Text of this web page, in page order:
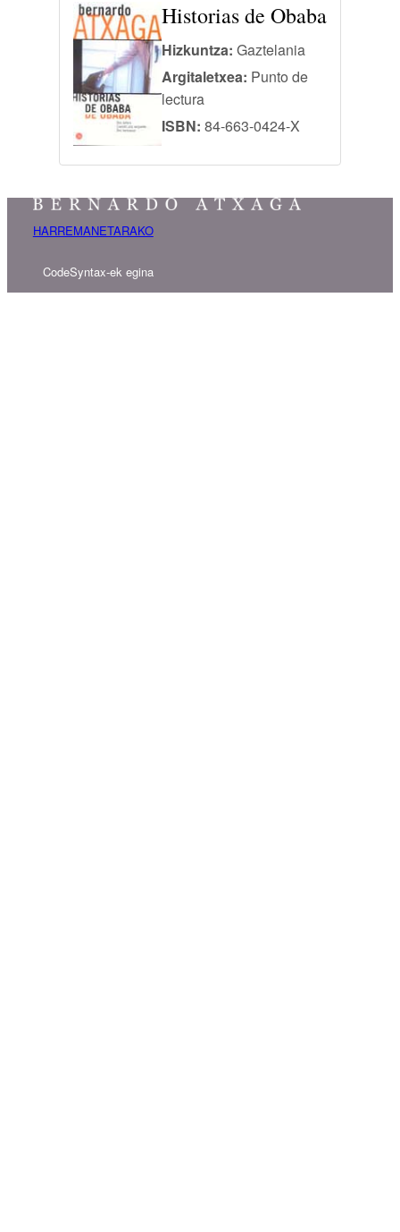
Historias de Obaba
Hizkuntza: Gaztelania
Argitaletxea: Punto de
lectura
ISBN: 84-663-0424-X
HARREMANETARAKO
CodeSyntax-ek egina